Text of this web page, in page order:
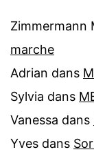
Zimmermann
marche
Adrian dans
Sylvia dans
Vanessa dans
Yves dans